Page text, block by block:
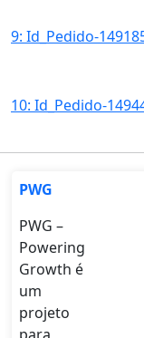
PWG
PWG –
Powering
Growth é
um
projeto
para